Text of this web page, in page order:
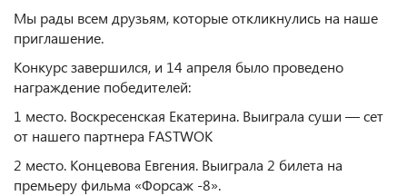
Мы рады всем друзьям, которые откликнулись на наше
приглашение.
Конкурс завершился, и 14 апреля было проведено
награждение победителей:
1 место. Воскресенская Екатерина. Выиграла суши — сет
от нашего партнера FASTWOK
2 место. Концевова Евгения. Выиграла 2 билета на
премьеру фильма «Форсаж -8».